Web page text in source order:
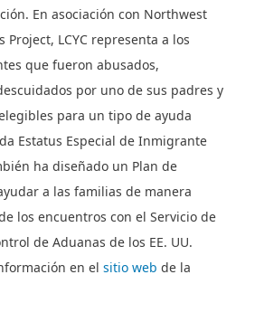
En asociación con Northwest
LCYC representa a los
que fueron abusados,
por uno de sus padres y
para un tipo de ayuda
Estatus Especial de Inmigrante
ha diseñado un Plan de
a las familias de manera
los encuentros con el Servicio de
de Aduanas de los EE. UU.
en elsitio web de la